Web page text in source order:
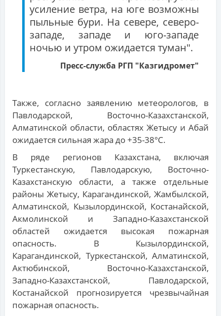
усиление ветра, на юге возможны
пыльные бури. На севере, северо-
западе, западе и юго-западе
ночью и утром ожидается туман".
Пресс-служба РГП "Казгидромет"
Также, согласно заявлению метеорологов, в
Павлодарской, Восточно-Казахстанской,
Алматинской области, областях Жетысу и Абай
ожидается сильная жара до +35-38°С.
В ряде регионов Казахстана, включая
Туркестанскую, Павлодарскую, Восточно-
Казахстанскую области, а также отдельные
районы Жетысу, Карагандинской, Жамбылской,
Алматинской, Кызылординской, Костанайской,
Акмолинской и Западно-Казахстанской
областей ожидается высокая пожарная
опасность. В Кызылординской,
Карагандинской, Туркестанской, Алматинской,
Актюбинской, Восточно-Казахстанской,
Западно-Казахстанской, Павлодарской,
Костанайской прогнозируется чрезвычайная
пожарная опасность.